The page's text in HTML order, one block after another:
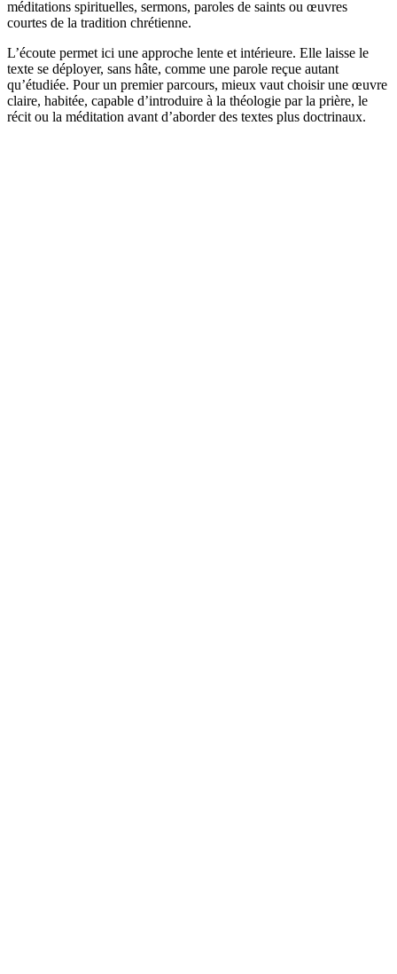
méditations spirituelles, sermons, paroles de saints ou œuvres
courtes de la tradition chrétienne.
L’écoute permet ici une approche lente et intérieure. Elle laisse le
texte se déployer, sans hâte, comme une parole reçue autant
qu’étudiée. Pour un premier parcours, mieux vaut choisir une œuvre
claire, habitée, capable d’introduire à la théologie par la prière, le
récit ou la méditation avant d’aborder des textes plus doctrinaux.